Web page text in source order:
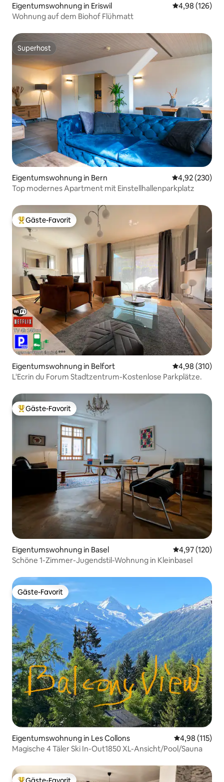
Eigentumswohnung in Eriswil
4,98 (126)
Wohnung auf dem Biohof Flühmatt
Superhost
Superhost
Eigentumswohnung in Bern
4,92 (230)
Top modernes Apartment mit Einstellhallenparkplatz
Beliebter Gäste-Favorit.
Gäste-Favorit
Eigentumswohnung in Belfort
4,98 (310)
L'Ecrin du Forum Stadtzentrum-Kostenlose Parkplätze.
Beliebter Gäste-Favorit.
Gäste-Favorit
Eigentumswohnung in Basel
4,97 (120)
Schöne 1-Zimmer-Jugendstil-Wohnung in Kleinbasel
Gäste-Favorit
Gäste-Favorit
Eigentumswohnung in Les Collons
4,98 (115)
Magische 4 Täler Ski In-Out1850 XL-Ansicht/Pool/Sauna